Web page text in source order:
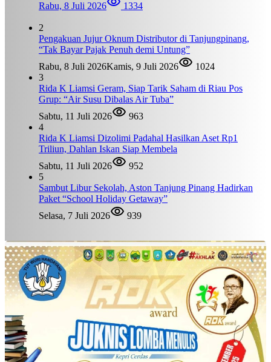
Rabu, 8 Juli 2026
1334
2
Pengakuan Jujur Oknum Distributor di Tanjungpinang,
“Tak Bayar Pajak Penuh demi Untung”
Rabu, 8 Juli 2026Kamis, 9 Juli 2026
1024
3
Rida K Liamsi Geram, Siap Tarik Saham di Riau Pos
Grup: “Air Susu Dibalas Air Tuba”
Sabtu, 11 Juli 2026
963
4
Rida K Liamsi Dizolimi Padahal Hasilkan Aset Rp1
Triliun, Dahlan Iskan Siap Membela
Sabtu, 11 Juli 2026
952
5
Sambut Libur Sekolah, Aston Tanjung Pinang Hadirkan
Paket “School Holiday Getaway”
Selasa, 7 Juli 2026
939